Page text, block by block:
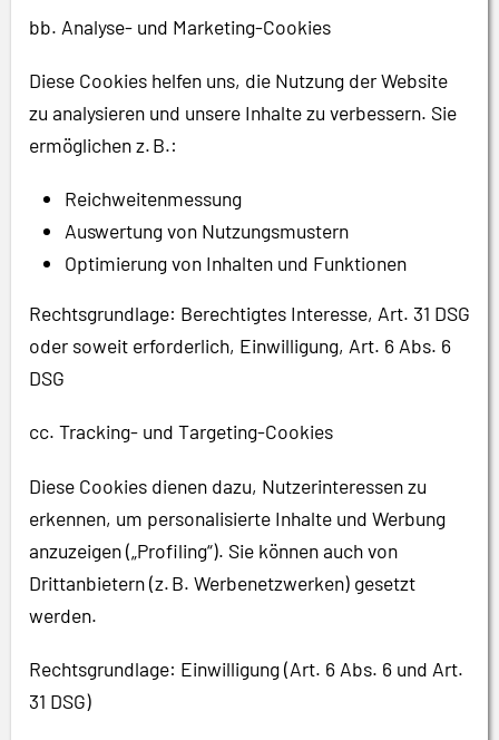
bb. Analyse- und Marketing-Cookies
Diese Cookies helfen uns, die Nutzung der Website
zu analysieren und unsere Inhalte zu verbessern. Sie
ermöglichen z. B.:
Reichweitenmessung
Auswertung von Nutzungsmustern
Optimierung von Inhalten und Funktionen
Rechtsgrundlage: Berechtigtes Interesse, Art. 31 DSG
oder soweit erforderlich, Einwilligung, Art. 6 Abs. 6
DSG
cc. Tracking- und Targeting-Cookies
Diese Cookies dienen dazu, Nutzerinteressen zu
erkennen, um personalisierte Inhalte und Werbung
anzuzeigen („Profiling“). Sie können auch von
Drittanbietern (z. B. Werbenetzwerken) gesetzt
werden.
Rechtsgrundlage: Einwilligung (Art. 6 Abs. 6 und Art.
31 DSG)